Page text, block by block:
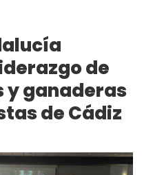
de
ganaderas
de Cádiz